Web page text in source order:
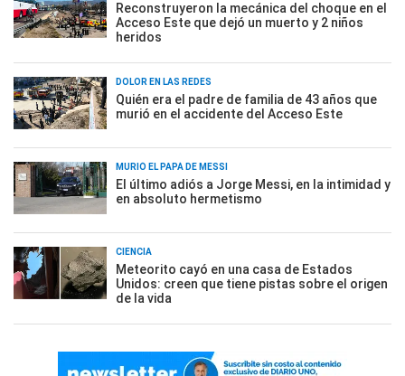
Reconstruyeron la mecánica del choque en el
Acceso Este que dejó un muerto y 2 niños
heridos
DOLOR EN LAS REDES
Quién era el padre de familia de 43 años que
murió en el accidente del Acceso Este
MURIÓ EL PAPÁ DE MESSI
El último adiós a Jorge Messi, en la intimidad y
en absoluto hermetismo
CIENCIA
Meteorito cayó en una casa de Estados
Unidos: creen que tiene pistas sobre el origen
de la vida